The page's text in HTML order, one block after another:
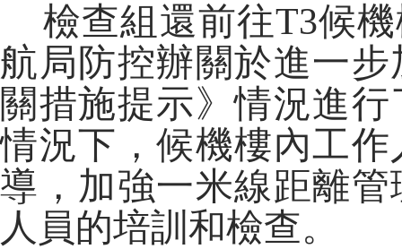
檢查組還前往T3候機
航局防控辦關於進一
關措施提示》情況進
情況下，候機樓內工
導，加強一米線距離
人員的培訓和檢查。